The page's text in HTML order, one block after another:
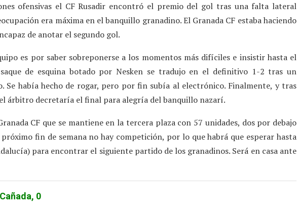
ofensivas el CF Rusadir encontró el premio del gol tras una falta lateral
era máxima en el banquillo granadino. El Granada CF estaba haciendo
de anotar el segundo gol.
es por saber sobreponerse a los momentos más difíciles e insistir hasta el
de esquina botado por Nesken se tradujo en el definitivo 1-2 tras un
Se había hecho de rogar, pero por fin subía al electrónico. Finalmente, y tras
árbitro decretaría el final para alegría del banquillo nazarí.
CF que se mantiene en la tercera plaza con 57 unidades, dos por debajo
fin de semana no hay competición, por lo que habrá que esperar hasta
para encontrar el siguiente partido de los granadinos. Será en casa ante
0